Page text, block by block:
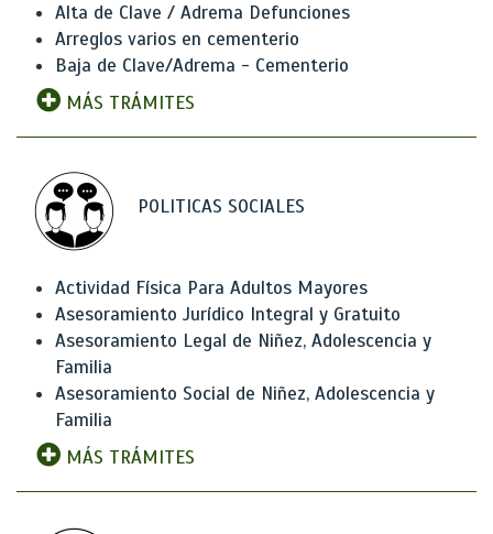
Alta de Clave / Adrema Defunciones
Arreglos varios en cementerio
Baja de Clave/Adrema - Cementerio
MÁS TRÁMITES
POLITICAS SOCIALES
Actividad Física Para Adultos Mayores
Asesoramiento Jurídico Integral y Gratuito
Asesoramiento Legal de Niñez, Adolescencia y
Familia
Asesoramiento Social de Niñez, Adolescencia y
Familia
MÁS TRÁMITES